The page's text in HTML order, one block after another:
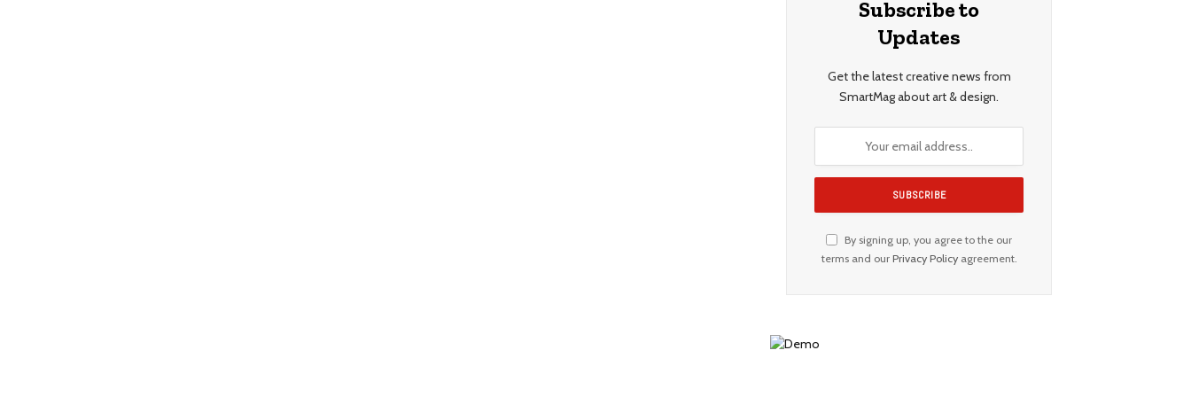
Subscribe to
Updates
Get the latest creative news from
SmartMag about art & design.
By signing up, you agree to the our
terms and our Privacy Policyagreement.